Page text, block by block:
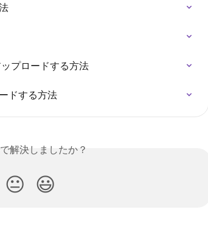
プロードする方法
ドする方法
解決しましたか？
😐 😃